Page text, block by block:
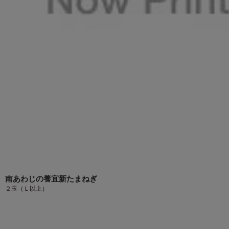
南あわじの養宜新たまねぎ
２玉（Ｌ以上）